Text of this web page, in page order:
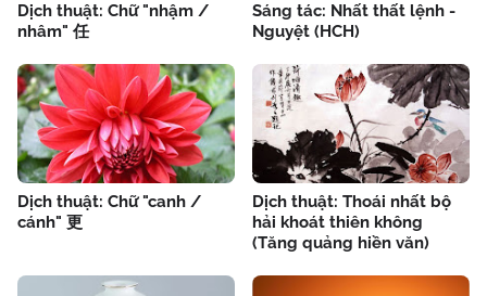
Dịch thuật: Chữ "nhậm /
nhâm" 任
Sáng tác: Nhất thất lệnh -
Nguyệt (HCH)
Dịch thuật: Chữ "canh /
cánh" 更
Dịch thuật: Thoái nhất bộ
hải khoát thiên không
(Tăng quảng hiền văn)